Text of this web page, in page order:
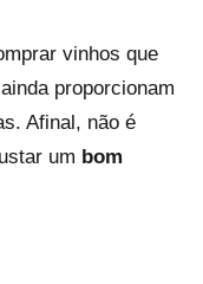
vinhos que
proporcionam
Afinal, não é
um bom